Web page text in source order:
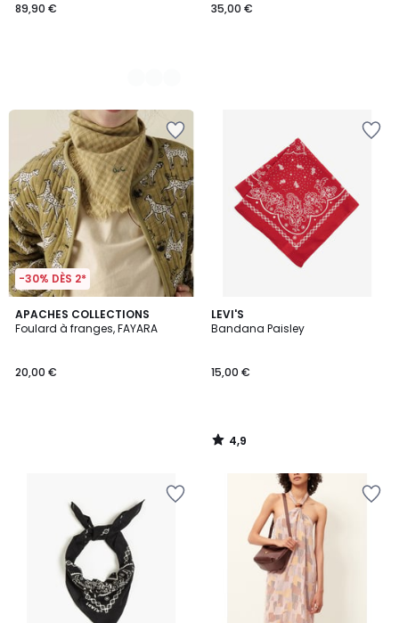
89,90 €
35,00 €
-30% DÈS 2*
APACHES COLLECTIONS
Foulard à franges, FAYARA
20,00 €
LEVI'S
Bandana Paisley
15,00 €
4,9
/ 5
4,9
/